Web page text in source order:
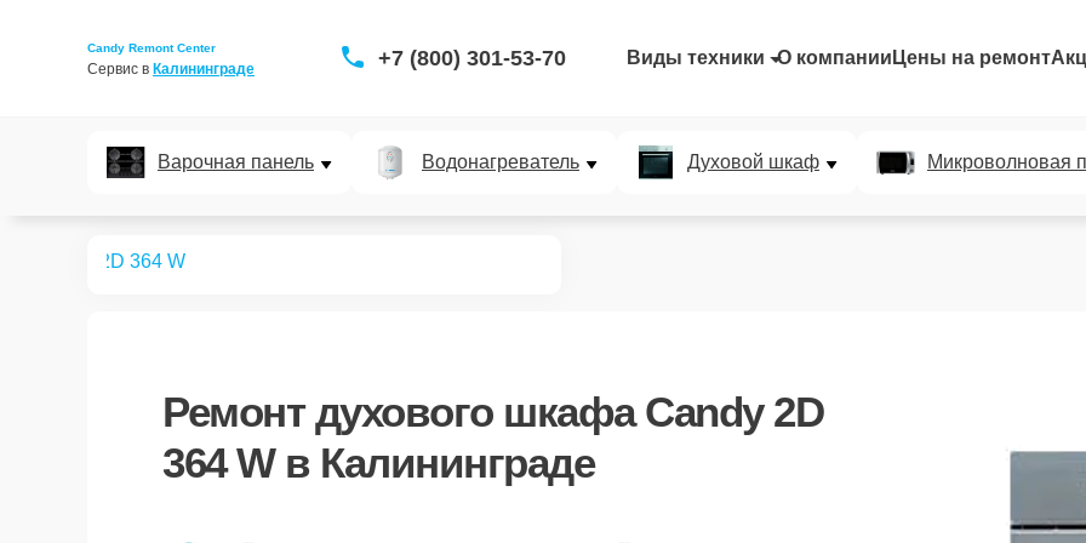
Candy Remont Center
Сервис в Калининграде +7 (800) 301-53-70 Виды техники О компании Цены на ремонт
Варочная панель Водонагреватель Духовой шкаф Микроволновая
2D 364 W
Ремонтдухового шкафа Candy 2D
364 Wв Калининграде